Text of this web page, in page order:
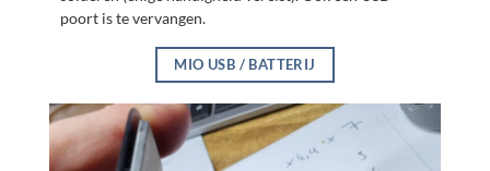
poort is te vervangen.
MIO USB / BATTERIJ